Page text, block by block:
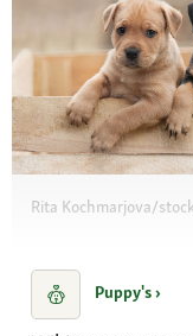
Rita Kochmarjova/
Puppy's ›